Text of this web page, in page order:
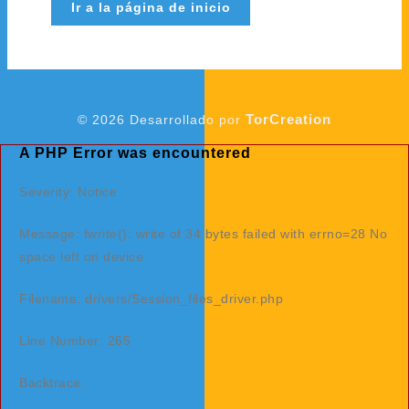
Ir a la página de inicio
© 2026 Desarrollado por TorCreation
A PHP Error was encountered
Severity: Notice
Message: fwrite(): write of 34 bytes failed with errno=28 No
space left on device
Filename: drivers/Session_files_driver.php
Line Number: 265
Backtrace: